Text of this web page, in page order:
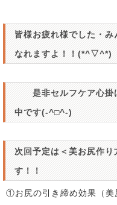
皆様お疲れ様でした・
なれますよ！！(*^▽^*)
是非セルフケア心掛け
中です(-^□^-)
次回予定は＜美お尻作り
す！！
①お尻の引き締め効果（美